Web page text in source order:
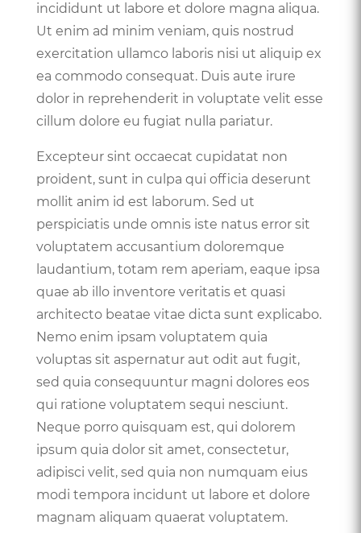
incididunt ut labore et dolore magna aliqua.
Ut enim ad minim veniam, quis nostrud
exercitation ullamco laboris nisi ut aliquip ex
ea commodo consequat. Duis aute irure
dolor in reprehenderit in voluptate velit esse
cillum dolore eu fugiat nulla pariatur.
Excepteur sint occaecat cupidatat non
proident, sunt in culpa qui officia deserunt
mollit anim id est laborum. Sed ut
perspiciatis unde omnis iste natus error sit
voluptatem accusantium doloremque
laudantium, totam rem aperiam, eaque ipsa
quae ab illo inventore veritatis et quasi
architecto beatae vitae dicta sunt explicabo.
Nemo enim ipsam voluptatem quia
voluptas sit aspernatur aut odit aut fugit,
sed quia consequuntur magni dolores eos
qui ratione voluptatem sequi nesciunt.
Neque porro quisquam est, qui dolorem
ipsum quia dolor sit amet, consectetur,
adipisci velit, sed quia non numquam eius
modi tempora incidunt ut labore et dolore
magnam aliquam quaerat voluptatem.